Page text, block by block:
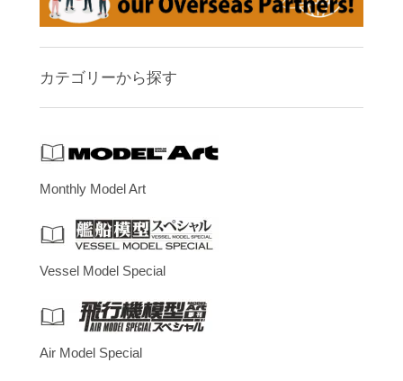
カテゴリーから探す
Monthly Model Art
Vessel Model Special
Air Model Special